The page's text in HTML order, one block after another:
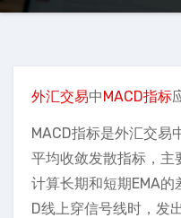
外汇交易中MACD指标
MACD指标是外汇交易
平均收敛发散指标，主
计算长期和短期EMA
D线上穿信号线时，发